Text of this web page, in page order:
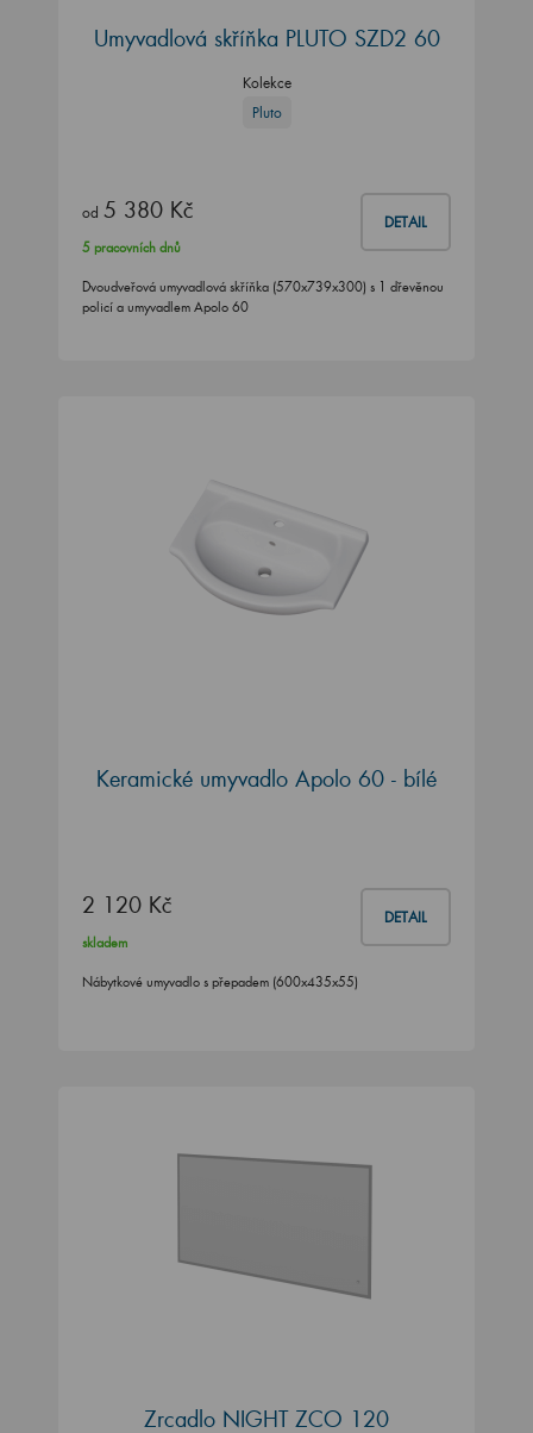
Umyvadlová skříňka PLUTO SZD2 60
Kolekce
Pluto
od 5 380 Kč DETAIL
5 pracovních dnů
Dvoudveřová umyvadlová skříňka (570x739x300) s 1 dřevěnou
policí a umyvadlem Apolo 60
Keramické umyvadlo Apolo 60 - bílé
2 120 Kč DETAIL
skladem
Nábytkové umyvadlo s přepadem (600x435x55)
Zrcadlo NIGHT ZCO 120